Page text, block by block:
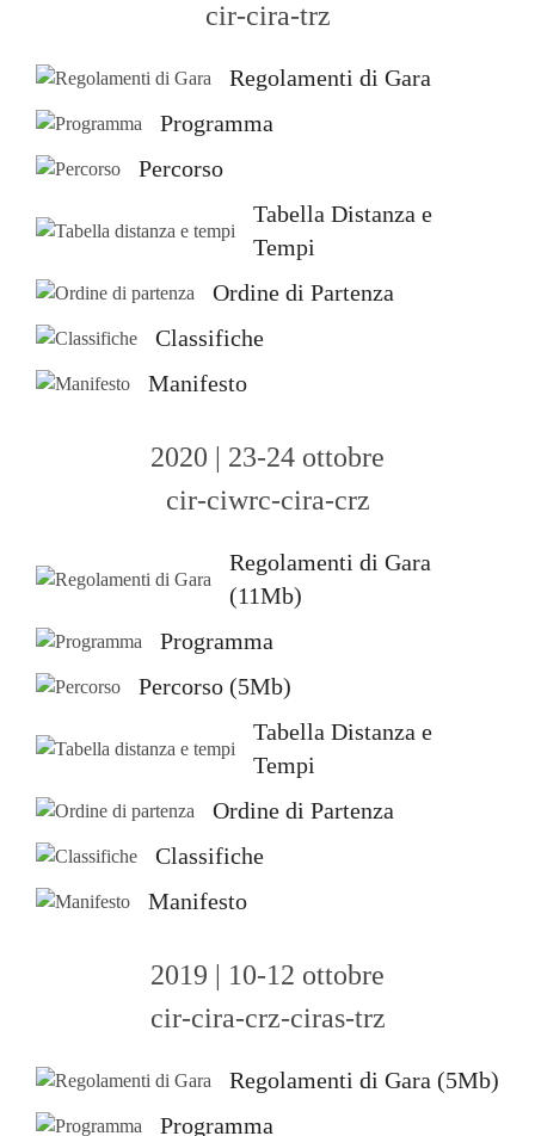
cir-cira-trz
Regolamenti di Gara
Programma
Percorso
Tabella Distanza e
Tempi
Ordine di Partenza
Classifiche
Manifesto
2020 | 23-24 ottobre
cir-ciwrc-cira-crz
Regolamenti di Gara
(11Mb)
Programma
Percorso (5Mb)
Tabella Distanza e
Tempi
Ordine di Partenza
Classifiche
Manifesto
2019 | 10-12 ottobre
cir-cira-crz-ciras-trz
Regolamenti di Gara (5Mb)
Programma